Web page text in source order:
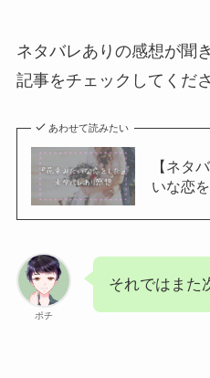
ネタバレありの感想が聞
記事をチェックしてくだ
あわせて読みたい
【ネタ
いな恋
ポチ
それではまた